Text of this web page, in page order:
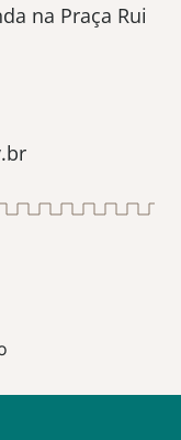
na Praça Rui